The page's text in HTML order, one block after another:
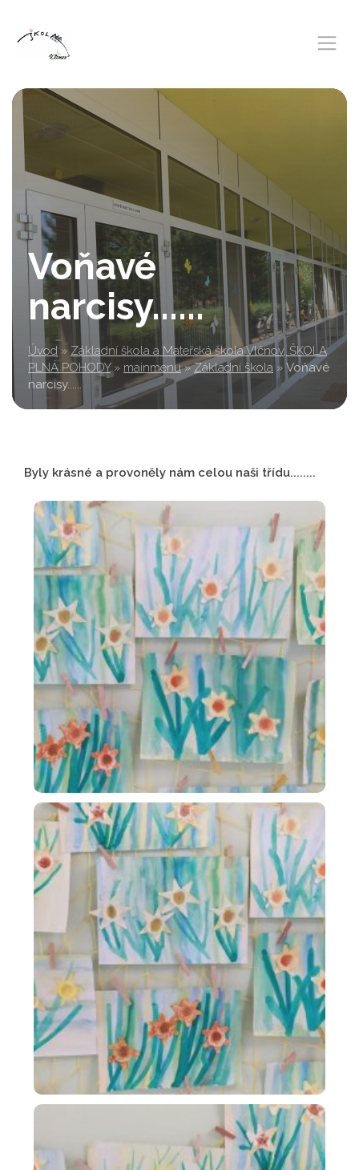
Voňavé
narcisy......
Úvod » Základní škola a Mateřská škola Vlčnov, ŠKOLA
PLNÁ POHODY » mainmenu » Základní škola » Voňavé
narcisy......
Byly krásné a provoněly nám celou naši třídu........